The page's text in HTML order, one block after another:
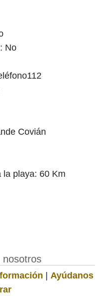
No
Covián
la playa: 60 Km
nosotros
| Ayúdanos